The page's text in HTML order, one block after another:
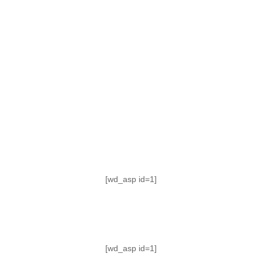
[wd_asp id=1]
[wd_asp id=1]